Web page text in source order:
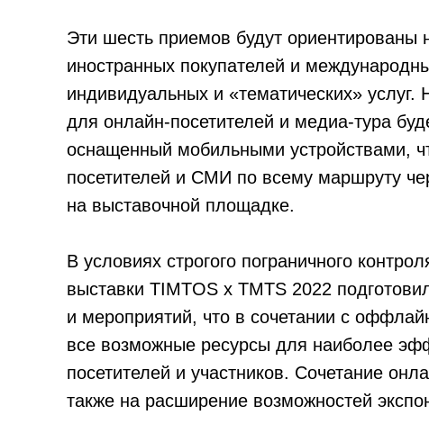
Эти шесть приемов будут ориентированы
иностранных покупателей и
индивидуальных и «тематических»
для онлайн-посетителей и медиа-тура
оснащенный мобильными устройствами,
посетителей и СМИ по всему маршруту
на выставочной площадке.
В условиях строгого пограничного
выставки TIMTOS x TMTS 2022
и мероприятий, что в сочетании с
все возможные ресурсы для наиболее
посетителей и участников. Сочетание
также на расширение возможностей